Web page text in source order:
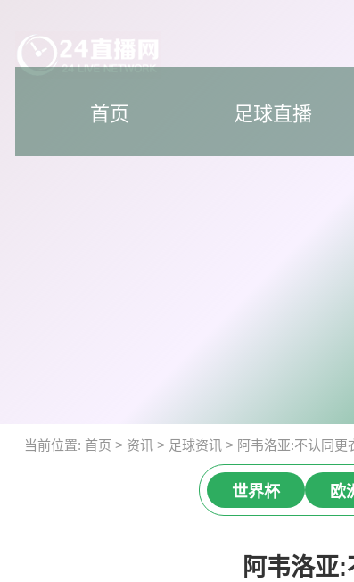
首页 足球直播
当前位置: 首页 > 资讯 > 足球资讯 > 阿韦洛亚:不认同
世界杯 欧
阿韦洛亚